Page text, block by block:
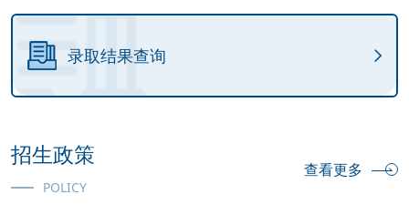
录取结果查询
招生政策
POLICY
查看更多